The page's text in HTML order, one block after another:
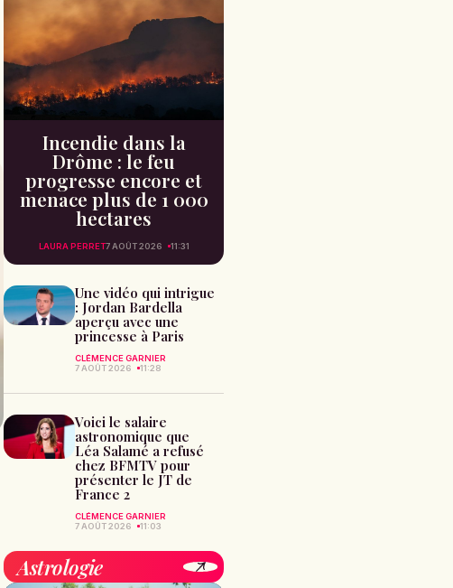
Incendie dans la
Drôme : le feu
progresse encore et
menace plus de 1 000
hectares
LAURA PERRET7 AOÛT 2026 11:31
Une vidéo qui intrigue
: Jordan Bardella
aperçu avec une
princesse à Paris
CLÉMENCE GARNIER
7 AOÛT 2026
11:28
Voici le salaire
astronomique que
Léa Salamé a refusé
chez BFMTV pour
présenter le JT de
France 2
CLÉMENCE GARNIER
7 AOÛT 2026
11:03
Astrologie